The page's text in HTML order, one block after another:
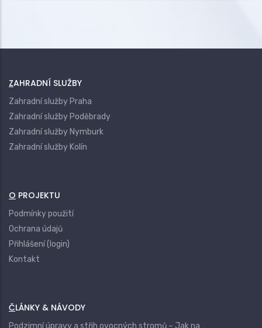
ZAHRADNÍ SLUŽBY
Zahradní služby Praha
Zahradní služby Poděbrady
Zahradní služby Nymburk
Zahradní služby Kolín
O PROJEKTU
Podmínky použití
Ochrana údajů
Přihlášení (login)
Kontakt
ČLÁNKY & NÁVODY